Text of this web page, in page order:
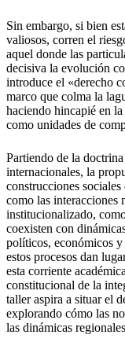
Sin embargo, si bien
valiosos, corren el
aquel donde las
decisiva la evolución
introduce el «derecho
marco que colma la
haciendo hincapié en
como unidades de
Partiendo de la
internacionales, la
construcciones
como las interacciones
institucionalizado,
coexisten con
políticos, económicos y
estos procesos dan
esta corriente
constitucional de la
taller aspira a situar el
explorando cómo las
las dinámicas